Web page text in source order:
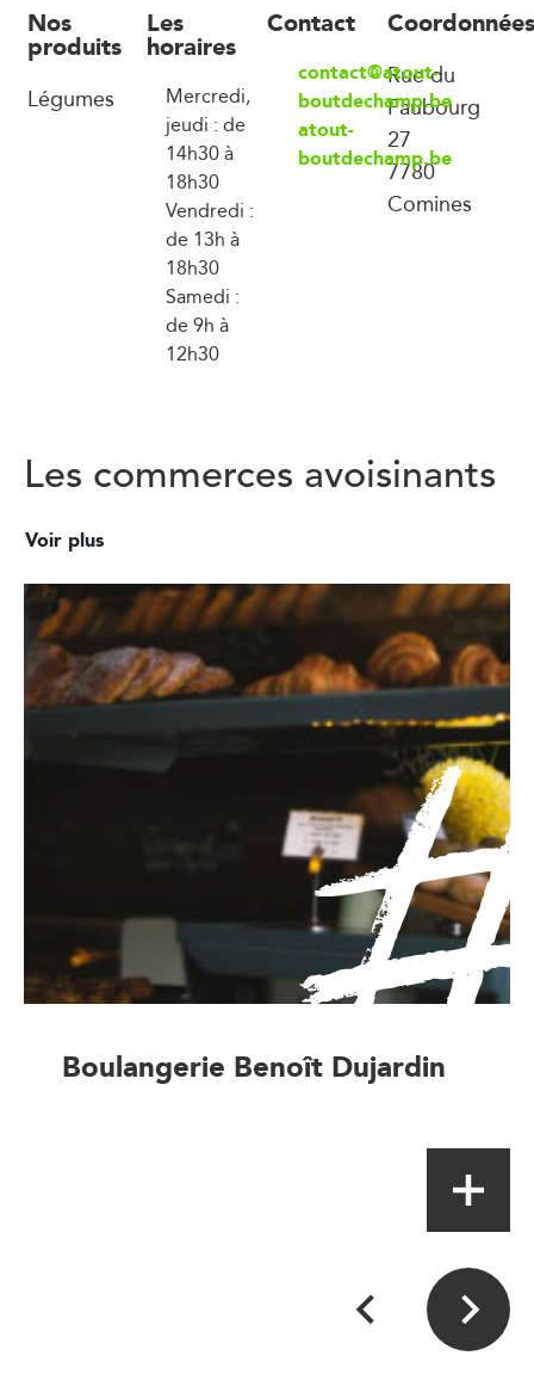
Nos
produits
Légumes
Les
horaires
Mercredi,
jeudi : de
14h30 à
18h30
Vendredi :
de 13h à
18h30
Samedi :
de 9h à
12h30
Contact
contact@atout-
boutdechamp.be
atout-
boutdechamp.be
Coordonnées
Rue du
Faubourg
27
7780
Comines
Les commerces avoisinants
Voir plus
Boulangerie Benoît Dujardin